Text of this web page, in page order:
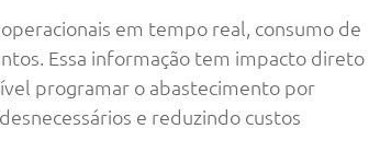
em tempo real, consumo de
Essa informação tem impacto direto
programar o abastecimento por
e reduzindo custos